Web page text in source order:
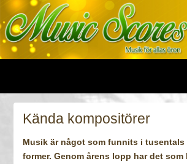
Kända kompositörer
Musik är något som funnits i tusentals
former. Genom årens lopp har det